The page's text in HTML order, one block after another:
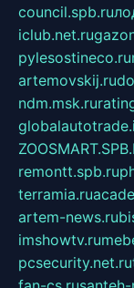
council.spb.ru
iclub.net.ru
pylesostineco.ru
artemovskij.ru
ndm.msk.ru
remontt.spb.ru
terramia.ru
artem-news.ru
imshowtv.ru
pcsecurity.net.ru